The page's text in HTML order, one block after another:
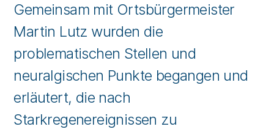
Gemeinsam mit Ortsbürgermeister
Martin Lutz wurden die
problematischen Stellen und
neuralgischen Punkte begangen und
erläutert, die nach
Starkregenereignissen zu